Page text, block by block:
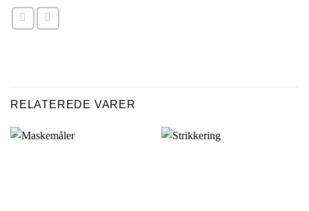
RELATEREDE VARER